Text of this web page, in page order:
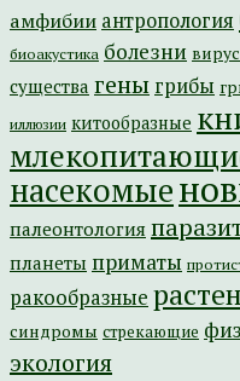
амфибии антропология
биоакустика болезни
существа гены грибы
иллюзии китообразные
насекомые
палеонтология
планеты приматы
ракообразные
синдромы стрекающие
экология